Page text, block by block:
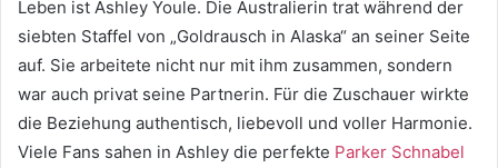
Leben ist Ashley Youle. Die Australierin trat während der
siebten Staffel von „Goldrausch in Alaska“ an seiner Seite
auf. Sie arbeitete nicht nur mit ihm zusammen, sondern
war auch privat seine Partnerin. Für die Zuschauer wirkte
die Beziehung authentisch, liebevoll und voller Harmonie.
Viele Fans sahen in Ashley die perfekte Parker Schnabel